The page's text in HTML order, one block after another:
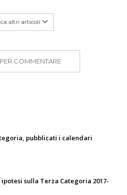
altri articoli
COMMENTARE
pubblicati i calendari
ipotesi sulla Terza Categoria 2017-